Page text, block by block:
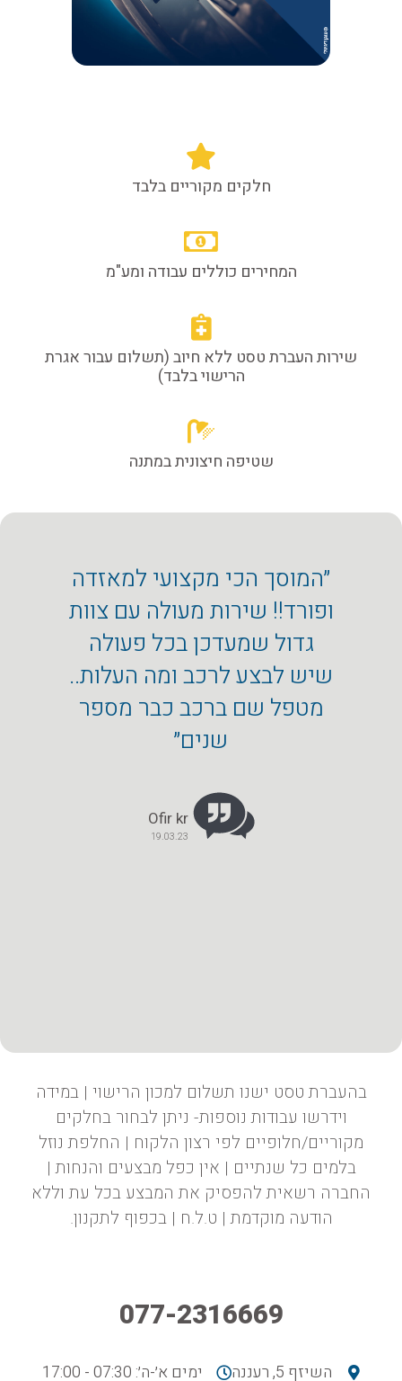
חלקים מקוריים בלבד
המחירים כוללים עבודה ומע"מ
שירות העברת טסט ללא חיוב (תשלום עבור אגרת
הרישוי בלבד)
שטיפה חיצונית במתנה
״המוסך הכי מקצועי למאזדה
ופורד!! שירות מעולה עם צוות
גדול שמעדכן בכל פעולה
שיש לבצע לרכב ומה העלות..
מטפל שם ברכב כבר מספר
שנים״
Ofir kr
19.03.23
בהעברת טסט ישנו תשלום למכון הרישוי | במידה
וידרשו עבודות נוספות- ניתן לבחור בחלקים
מקוריים/חלופיים לפי רצון הלקוח | החלפת נוזל
בלמים כל שנתיים | אין כפל מבצעים והנחות |
החברה רשאית להפסיק את המבצע בכל עת וללא
הודעה מוקדמת | ט.ל.ח | בכפוף לתקנון.
077-2316669
השיזף 5, רעננה ימים א׳-ה׳: 07:30 - 17:00